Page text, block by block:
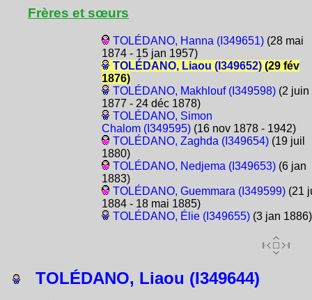
Frères et sœurs
TOLÉDANO, Hanna (I349651)(28 mai
1874 - 15 jan 1957)
TOLÉDANO, Liaou (I349652)(29 fév
1876)
TOLÉDANO, Makhlouf (I349598)(2 juin
1877 - 24 déc 1878)
TOLÉDANO, Simon
Chalom (I349595)(16 nov 1878 - 1942)
TOLÉDANO, Zaghda (I349654)(19 juil
1880)
TOLÉDANO, Nedjema (I349653)(6 jan
1883)
TOLÉDANO, Guemmara (I349599)(21
1884 - 18 mai 1885)
TOLÉDANO, Élie (I349655)(3 jan 1886)
TOLÉDANO, Liaou (I349644)